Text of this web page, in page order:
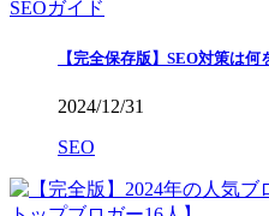
【完全保存版】SEO対策は
2024/12/31
SEO